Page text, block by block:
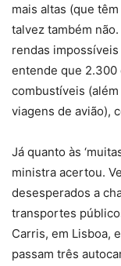
mais altas (que
talvez também
rendas
entende que 2.300
combustíveis
viagens de avião),
Já quanto às
ministra acertou.
desesperados a
transportes
Carris, em Lisboa,
passam três